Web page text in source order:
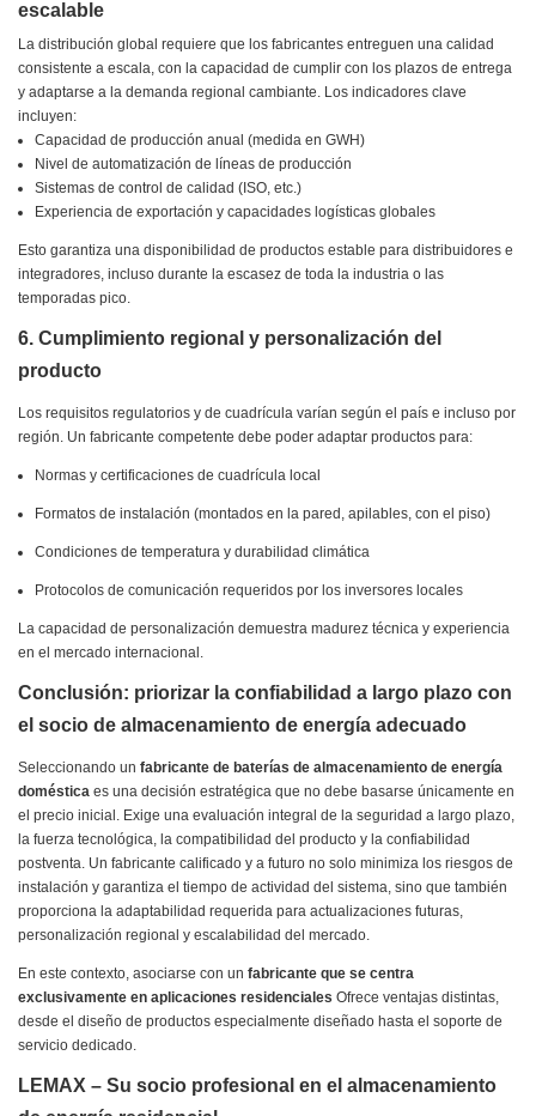
escalable
La distribución global requiere que los fabricantes entreguen una calidad
consistente a escala, con la capacidad de cumplir con los plazos de entrega
y adaptarse a la demanda regional cambiante. Los indicadores clave
incluyen:
Capacidad de producción anual (medida en GWH)
Nivel de automatización de líneas de producción
Sistemas de control de calidad (ISO, etc.)
Experiencia de exportación y capacidades logísticas globales
Esto garantiza una disponibilidad de productos estable para distribuidores e
integradores, incluso durante la escasez de toda la industria o las
temporadas pico.
6. Cumplimiento regional y personalización del
producto
Los requisitos regulatorios y de cuadrícula varían según el país e incluso por
región. Un fabricante competente debe poder adaptar productos para:
Normas y certificaciones de cuadrícula local
Formatos de instalación (montados en la pared, apilables, con el piso)
Condiciones de temperatura y durabilidad climática
Protocolos de comunicación requeridos por los inversores locales
La capacidad de personalización demuestra madurez técnica y experiencia
en el mercado internacional.
Conclusión: priorizar la confiabilidad a largo plazo con
el socio de almacenamiento de energía adecuado
Seleccionando un fabricante de baterías de almacenamiento de energía
doméstica es una decisión estratégica que no debe basarse únicamente en
el precio inicial. Exige una evaluación integral de la seguridad a largo plazo,
la fuerza tecnológica, la compatibilidad del producto y la confiabilidad
postventa. Un fabricante calificado y a futuro no solo minimiza los riesgos de
instalación y garantiza el tiempo de actividad del sistema, sino que también
proporciona la adaptabilidad requerida para actualizaciones futuras,
personalización regional y escalabilidad del mercado.
En este contexto, asociarse con un fabricante que se centra
exclusivamente en aplicaciones residenciales Ofrece ventajas distintas,
desde el diseño de productos especialmente diseñado hasta el soporte de
servicio dedicado.
LEMAX – Su socio profesional en el almacenamiento